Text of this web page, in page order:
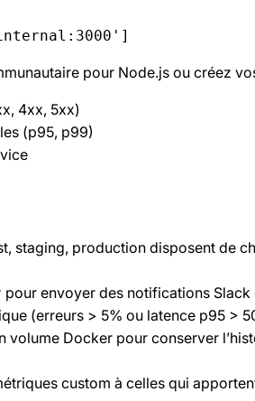
pour Node.js ou créez
4xx, 5xx)
(p95, p99)
staging, production disposent de
pour envoyer des notifications Slack
(erreurs > 5% ou latence p95 >
volume Docker pour conserver
custom à celles qui